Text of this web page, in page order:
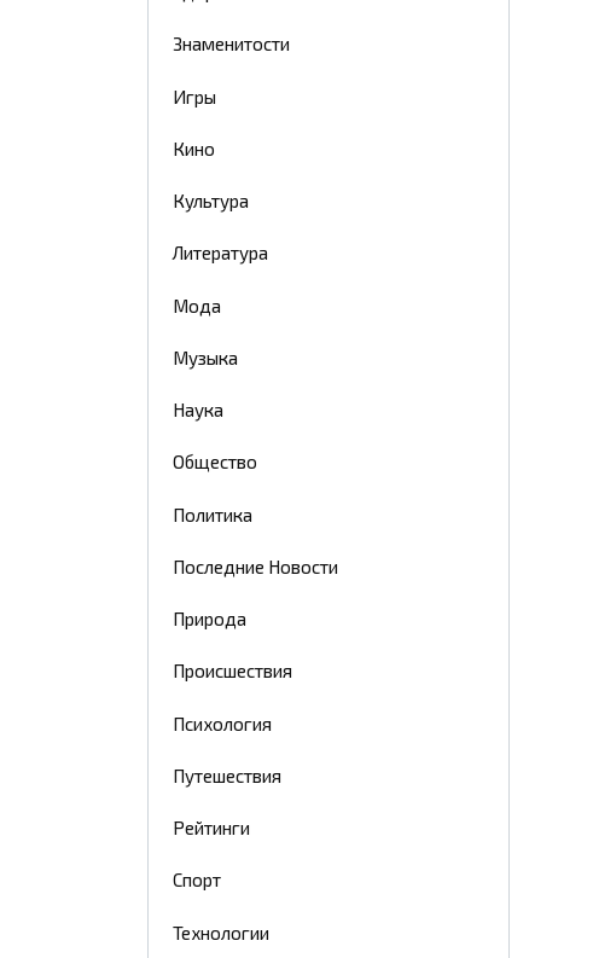
Знаменитости
Игры
Кино
Культура
Литература
Мода
Музыка
Наука
Общество
Политика
Последние Новости
Природа
Происшествия
Психология
Путешествия
Рейтинги
Спорт
Технологии